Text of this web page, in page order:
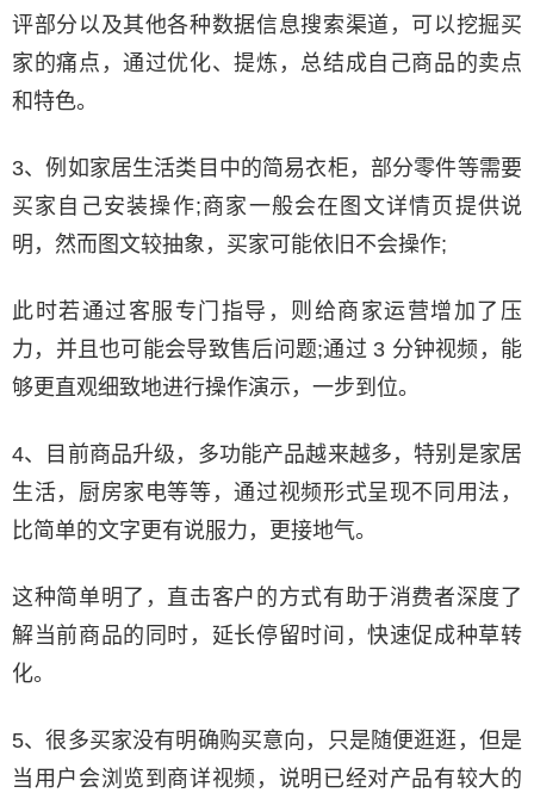
评部分以及其他各种数据信息搜索渠道，可以挖掘买
家的痛点，通过优化、提炼，总结成自己商品的卖点
和特色。
3、例如家居生活类目中的简易衣柜，部分零件等需要
买家自己安装操作;商家一般会在图文详情页提供说
明，然而图文较抽象，买家可能依旧不会操作;
此时若通过客服专门指导，则给商家运营增加了压
力，并且也可能会导致售后问题;通过 3 分钟视频，能
够更直观细致地进行操作演示，一步到位。
4、目前商品升级，多功能产品越来越多，特别是家居
生活，厨房家电等等，通过视频形式呈现不同用法，
比简单的文字更有说服力，更接地气。
这种简单明了，直击客户的方式有助于消费者深度了
解当前商品的同时，延长停留时间，快速促成种草转
化。
5、很多买家没有明确购买意向，只是随便逛逛，但是
当用户会浏览到商详视频，说明已经对产品有较大的